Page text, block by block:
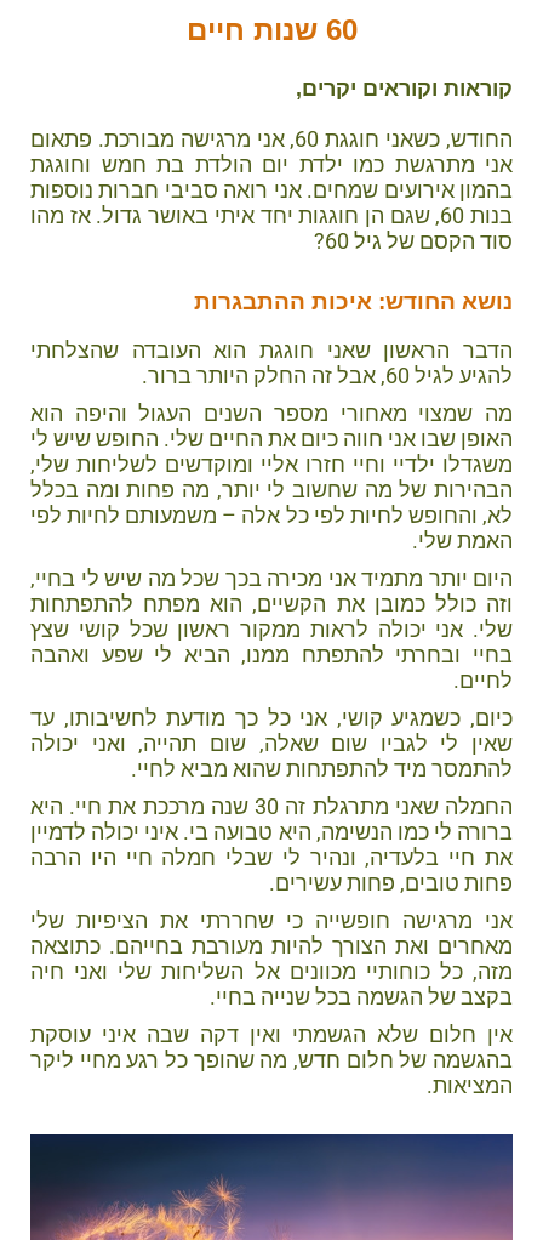
60 שנות חיים
קוראות וקוראים יקרים,
החודש, כשאני חוגגת 60, אני מרגישה מבורכת. פתאום
אני מתרגשת כמו ילדת יום הולדת בת חמש וחוגגת
בהמון אירועים שמחים. אני רואה סביבי חברות נוספות
בנות 60, שגם הן חוגגות יחד איתי באושר גדול. אז מהו
סוד הקסם של גיל 60?
נושא החודש: איכות ההתבגרות
הדבר הראשון שאני חוגגת הוא העובדה שהצלחתי
להגיע לגיל 60, אבל זה החלק היותר ברור.
מה שמצוי מאחורי מספר השנים העגול והיפה הוא
האופן שבו אני חווה כיום את החיים שלי. החופש שיש לי
משגדלו ילדיי וחיי חזרו אליי ומוקדשים לשליחות שלי,
הבהירות של מה שחשוב לי יותר, מה פחות ומה בכלל
לא, והחופש לחיות לפי כל אלה – משמעותם לחיות לפי
האמת שלי.
היום יותר מתמיד אני מכירה בכך שכל מה שיש לי בחיי,
וזה כולל כמובן את הקשיים, הוא מפתח להתפתחות
שלי. אני יכולה לראות ממקור ראשון שכל קושי שצץ
בחיי ובחרתי להתפתח ממנו, הביא לי שפע ואהבה
לחיים.
כיום, כשמגיע קושי, אני כל כך מודעת לחשיבותו, עד
שאין לי לגביו שום שאלה, שום תהייה, ואני יכולה
להתמסר מיד להתפתחות שהוא מביא לחיי.
החמלה שאני מתרגלת זה 30 שנה מרככת את חיי. היא
ברורה לי כמו הנשימה, היא טבועה בי. איני יכולה לדמיין
את חיי בלעדיה, ונהיר לי שבלי חמלה חיי היו הרבה
פחות טובים, פחות עשירים.
אני מרגישה חופשייה כי שחררתי את הציפיות שלי
מאחרים ואת הצורך להיות מעורבת בחייהם. כתוצאה
מזה, כל כוחותיי מכוונים אל השליחות שלי ואני חיה
בקצב של הגשמה בכל שנייה בחיי.
אין חלום שלא הגשמתי ואין דקה שבה איני עוסקת
בהגשמה של חלום חדש, מה שהופך כל רגע מחיי ליקר
המציאות.